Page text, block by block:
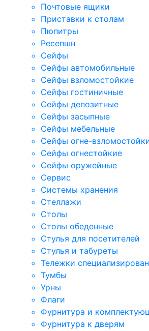
Почтовые ящики
Приставки к столам
Пюпитры
Ресепшн
Сейфы
Сейфы автомобильные
Сейфы взломостойкие
Сейфы гостиничные
Сейфы депозитные
Сейфы засыпные
Сейфы мебельные
Сейфы огне-
Сейфы огнестойкие
Сейфы оружейные
Сервис
Системы хранения
Стеллажи
Столы
Столы обеденные
Стулья для посетителей
Стулья и табуреты
Тележки
Тумбы
Урны
Флаги
Фурнитура и
Фурнитура к дверям